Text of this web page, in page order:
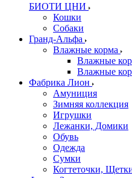
БИОТИ ЦНИ
Кошки
Собаки
Гранд-Альфа
Влажные корма
Влажные
Влажные
Фабрика Лион
Амуниция
Зимняя коллекция
Игрушки
Лежанки, Домики
Обувь
Одежда
Сумки
Когтеточки,